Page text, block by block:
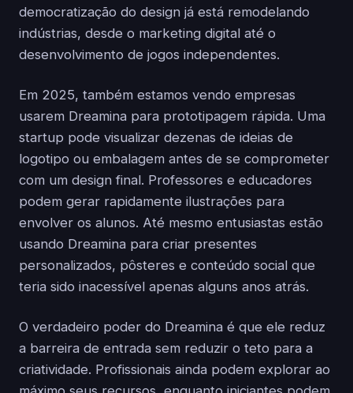
democratização do design já está remodelando
indústrias, desde o marketing digital até o
desenvolvimento de jogos independentes.
Em 2025, também estamos vendo empresas
usarem Dreamina para prototipagem rápida. Uma
startup pode visualizar dezenas de ideias de
logotipo ou embalagem antes de se comprometer
com um design final. Professores e educadores
podem gerar rapidamente ilustrações para
envolver os alunos. Até mesmo entusiastas estão
usando Dreamina para criar presentes
personalizados, pôsteres e conteúdo social que
teria sido inacessível apenas alguns anos atrás.
O verdadeiro poder do Dreamina é que ele reduz
a barreira de entrada sem reduzir o teto para a
criatividade. Profissionais ainda podem explorar ao